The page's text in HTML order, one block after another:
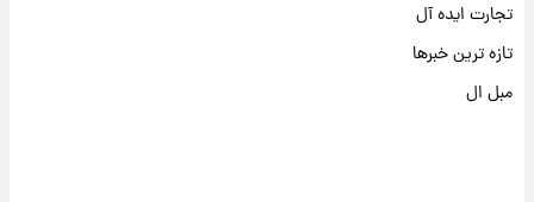
تجارت ایده آل
تازه ترین خبرها
مبل ال